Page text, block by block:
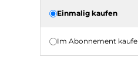
Einmalig kaufen
Im Abonnement